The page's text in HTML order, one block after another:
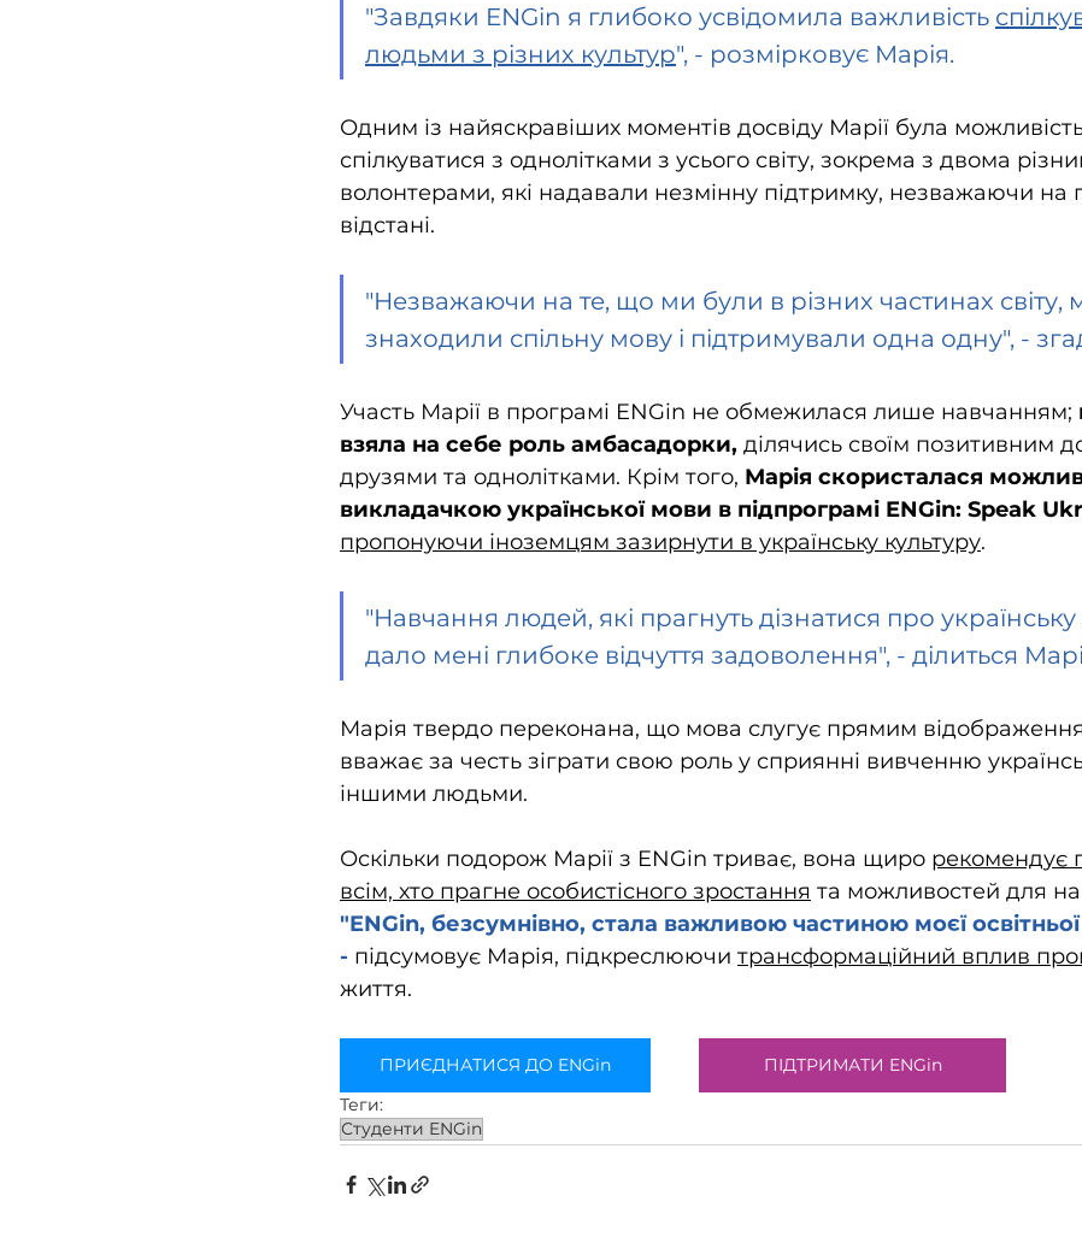
"Завдяки ENGin я глибоко усвідомила важливість
людьми з різних культур", - розмірковує Марія.
Одним із найяскравіших моментів досвіду Марії була
спілкуватися з однолітками з усього світу, зокрема з двома
волонтерами, які надавали незмінну підтримку, незважаючи на
відстані.
"Незважаючи на те, що ми були в різних частинах світу,
знаходили спільну мову і підтримували одна одну", -
Участь Марії в програмі ENGin не обмежилася лише навчанням;
взяла на себе роль амбасадорки, ділячись своїм позитивним
друзями та однолітками. Крім того, Марія скористалася
викладачкою української мови в підпрограмі ENGin: Speak
пропонуючи іноземцям зазирнути в українську культуру.
"Навчання людей, які прагнуть дізнатися про українську
дало мені глибоке відчуття задоволення", - ділиться
Марія твердо переконана, що мова слугує прямим
вважає за честь зіграти свою роль у сприянні вивченню
іншими людьми.
Оскільки подорож Марії з ENGin триває, вона щиро рекомендує
всім, хто прагне особистісного зростання та можливостей для
"ENGin, безсумнівно, стала важливою частиною моєї
- підсумовує Марія, підкреслюючи трансформаційний вплив
життя.
ПРИЄДНАТИСЯ ДО ENGin
ПІДТРИМАТИ ENGin
Теги:
Студенти ENGin